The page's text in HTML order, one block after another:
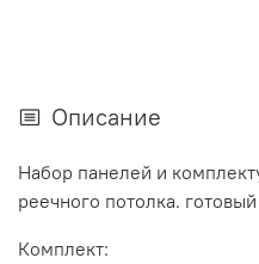
Описание
Набор панелей и
реечного потолка.
Комплект: